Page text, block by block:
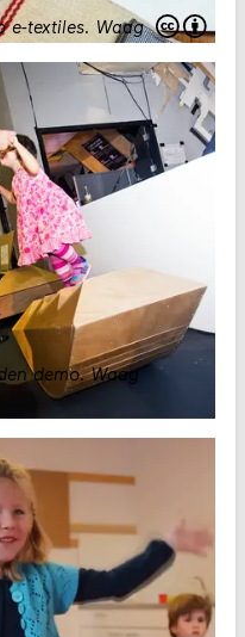
e-textiles. Waag
demo.Waag